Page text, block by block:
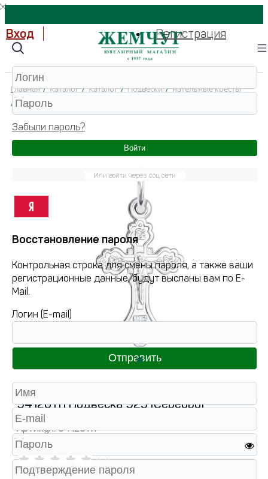
Главная / Каталог / Каталог / Подвески / нательные кресты
/ 94120111 Подвеска 925 (Серебро)
94120111 Подвеска 925 (Серебро)
Артикул:94120111
( 0 )
Вход Регистрация
Забыли пароль?
Войти
Или войти через соц сети
Восстановление пароля
Контрольная строка для смены пароля, а также ваши
регистрационные данные, будут высланы вам по E-
Mail.
Логин (E-mail)